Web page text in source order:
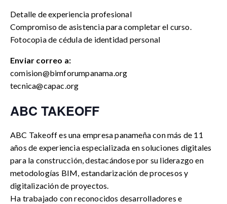
Detalle de experiencia profesional
Compromiso de asistencia para completar el curso.
Fotocopia de cédula de identidad personal
Enviar correo a:
comision@bimforumpanama.org
tecnica@capac.org
ABC TAKEOFF
ABC Takeoff es una empresa panameña con más de 11
años de experiencia especializada en soluciones digitales
para la construcción, destacándose por su liderazgo en
metodologías BIM, estandarización de procesos y
digitalización de proyectos.
Ha trabajado con reconocidos desarrolladores e